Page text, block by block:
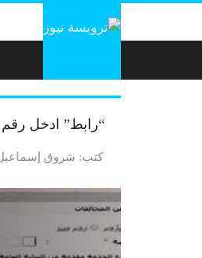
“رابط” ادخل رقم
كتب شروق